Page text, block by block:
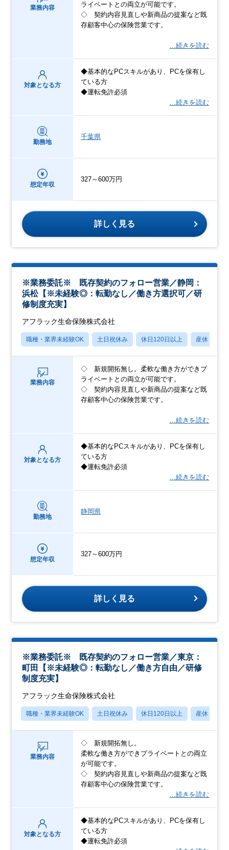
業務内容
ライベートとの両立が可能です。
◇ 契約内容見直しや新商品の提案など既
存顧客中心の保険営業です。
…続きを読む
対象となる方
◆基本的なPCスキルがあり、PCを保有し
ている方
◆運転免許必須
…続きを読む
勤務地
千葉県
想定年収
327～600万円
詳しく見る
※業務委託※ 既存契約のフォロー営業／静岡：
浜松【※未経験◎：転勤なし／働き方選択可／研
修制度充実】
アフラック生命保険株式会社
職種・業界未経験OK 土日祝休み 休日120日以上 産休・育休
業務内容
◇ 新規開拓無し。柔軟な働き方ができプ
ライベートとの両立が可能です。
◇ 契約内容見直しや新商品の提案など既
存顧客中心の保険営業です。
…続きを読む
対象となる方
◆基本的なPCスキルがあり、PCを保有し
ている方
◆運転免許必須
…続きを読む
勤務地
静岡県
想定年収
327～600万円
詳しく見る
※業務委託※ 既存契約のフォロー営業／東京：
町田【※未経験◎：転勤なし／働き方自由／研修
制度充実】
アフラック生命保険株式会社
職種・業界未経験OK 土日祝休み 休日120日以上 産休・育休
業務内容
◇ 新規開拓無し。
柔軟な働き方ができプライベートとの両立
が可能です。
◇ 契約内容見直しや新商品の提案など既
存顧客中心の保険営業です。
…続きを読む
対象となる方
◆基本的なPCスキルがあり、PCを保有し
ている方
◆運転免許必須